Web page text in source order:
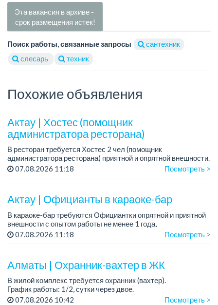
Эта вакансия в архиве -
срок размещения истек!
Поиск работы, связанные запросы
сантехник
слесарь
техник
Похожие объявления
Актау | Хостес (помощник
администратора ресторана)
В ресторан требуется Хостес 2 чел (помощник
администратора ресторана) приятной и опрятной внешности.
Требования: ответственная, с опытом работы в ресторане,
07.08.2026 11:18 Посмотреть >
Актау | Официанты в караоке-бар
В караоке-бар требуются Официантки опрятной и приятной
внешности с опытом работы не менее 1 года,
совершеннолетние
— Удобный сменный график
...
07.08.2026 11:18 Посмотреть >
Алматы | Охранник-вахтер в ЖК
В жилой комплекс требуется охранник (вахтер).
График работы: 1/2, сутки через двое.
Требования: без вредных привычек. ...
07.08.2026 10:42 Посмотреть >